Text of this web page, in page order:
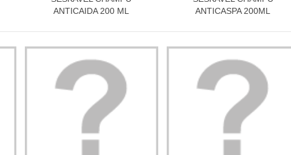
ANTICAIDA 200 ML
ANTICASPA 200ML